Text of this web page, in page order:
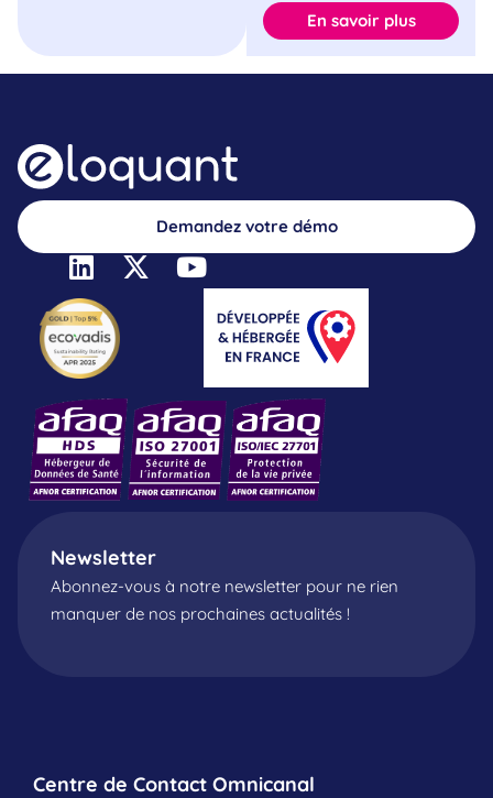
En savoir plus
Demandez votre démo
Newsletter
Abonnez-vous à notre newsletter pour ne rien
manquer de nos prochaines actualités !
Centre de Contact Omnicanal